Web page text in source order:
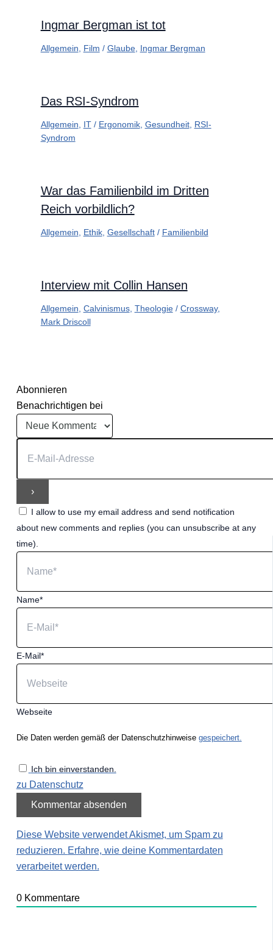
Ingmar Bergman ist tot
Allgemein, Film / Glaube, Ingmar Bergman
Das RSI-Syndrom
Allgemein, IT/ Ergonomik, Gesundheit, RSI-
Syndrom
War das Familienbild im Dritten
Reich vorbildlich?
Allgemein, Ethik, Gesellschaft/ Familienbild
Interview mit Collin Hansen
Allgemein, Calvinismus, Theologie/ Crossway,
Mark Driscoll
Abonnieren
Benachrichtigen bei
I allow to use my email address and send notification
about new comments and replies (you can unsubscribe at any
time).
Name*
E-Mail*
Webseite
Die Daten werden gemäß der Datenschutzhinweise gespeichert.
Ich bin einverstanden.
zu Datenschutz
Diese Website verwendet Akismet, um Spam zu
reduzieren. Erfahre, wie deine Kommentardaten
verarbeitet werden.
0Kommentare